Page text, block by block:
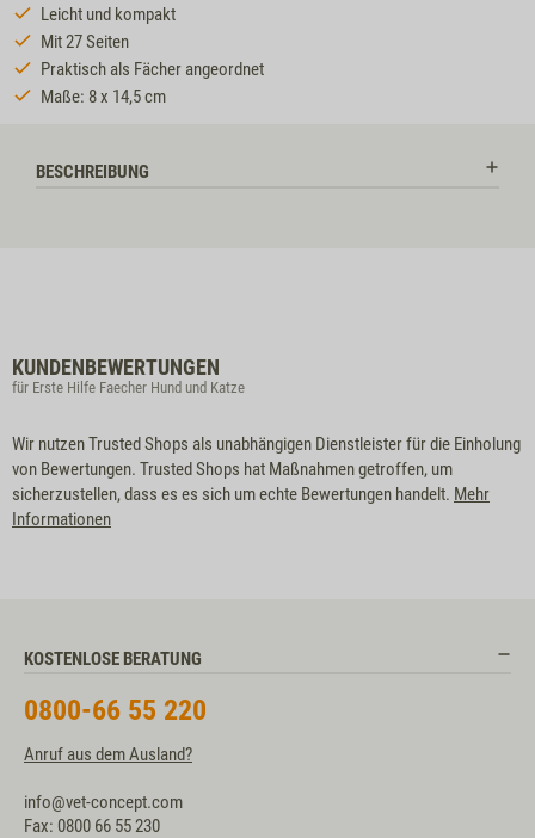
Leicht und kompakt
Mit 27 Seiten
Praktisch als Fächer angeordnet
Maße: 8 x 14,5 cm
BESCHREIBUNG
KUNDENBEWERTUNGEN
für Erste Hilfe Faecher Hund und Katze
Wir nutzen Trusted Shops als unabhängigen Dienstleister für die Einholung
von Bewertungen. Trusted Shops hat Maßnahmen getroffen, um
sicherzustellen, dass es es sich um echte Bewertungen handelt. Mehr
Informationen
KOSTENLOSE BERATUNG
0800-66 55 220
Anruf aus dem Ausland?
info@vet-concept.com
Fax: 0800 66 55 230